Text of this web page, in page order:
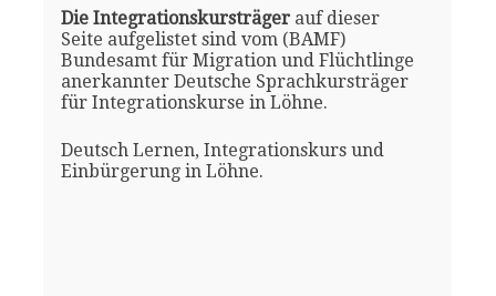
Die Integrationskursträgerauf dieser
Seite aufgelistet sind vom (BAMF)
Bundesamt für Migration und Flüchtlinge
anerkannter Deutsche Sprachkursträger
für Integrationskurse in Löhne.
Deutsch Lernen, Integrationskurs und
Einbürgerung in Löhne.